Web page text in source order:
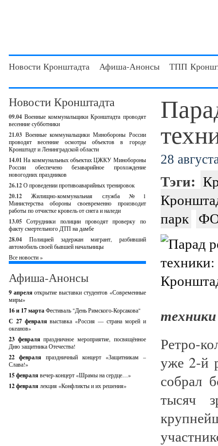
Новости Кронштадта Афиша-Анонсы ТПП
Новости Кронштадта
09.04 Военные коммунальщики Кронштадта проводят
весенние субботники
21.03 Военные коммунальщики Минобороны России
проводят весенние осмотры объектов в городе
Кронштадт и Ленинградской области
14.01 На коммунальных объектах ЦЖКУ Минобороны
России обеспечено безаварийное прохождение
новогодних праздников
26.12О проведении противоаварийных тренировок
20.12
Жилищно-коммунальная служба №1
Министерства обороны своевременно производит
работы по отчистке кровель от снега и наледи
13.05 Сотрудники полиции проводят проверку по
факту смертельного ДТП на дамбе
28.04
Полицией задержан мигрант, разбивший
автомобиль своей бывшей начальницы
Все новости »
Афиша-Анонсы
9 апреляоткрытие выставки студентов «Современные
миры»
16 и 17 мартаФестиваль "День Римского-Корсакова"
С 27 февралявыставка «Россия — страна морей и
океанов»
23 февраляпраздничное мероприятие, посвящённое
Дню защитника Отечества!
22 февраля праздничный концерт «Защитникам –
Слава!»
15 февраля вечер-концерт «Шрамы на сердце…»
12 февраля лекция «Конфликты и их решения»
28
Тэги:
парк
техники
Ретро-
уже 2-й
собрал
тысяч